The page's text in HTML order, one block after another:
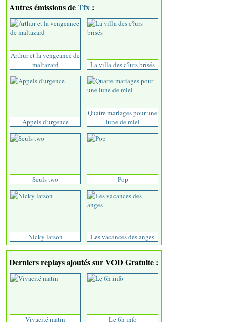
Autres émissions deTfx :
Arthur et la vengeance de
maltazard
La villa des c?urs brisés
Appels d'urgence
Quatre mariages pour une
lune de miel
Seuls two Pop
Nicky larson Les vacances des anges
Derniers replays ajoutés sur VOD Gratuite :
Vivacité matin Le 6h info